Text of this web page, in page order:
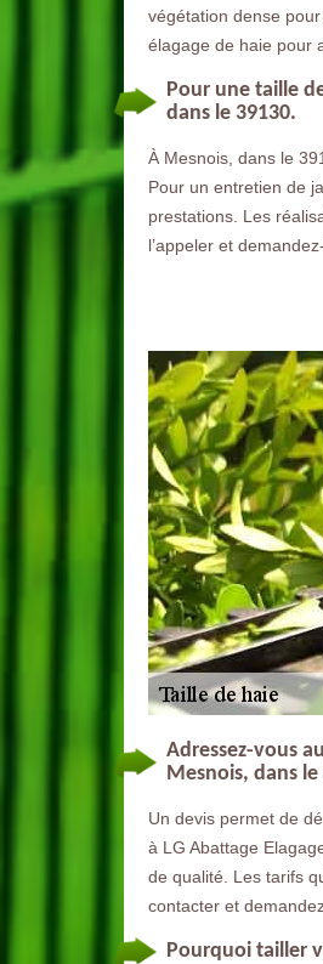
végétation dense
élagage de haie pour
Pour une taille
dans le 39130.
À Mesnois, dans le
Pour un entretien de
prestations. Les
l’appeler et
Adressez-vous
Mesnois, dans le
Un devis permet de
à LG Abattage
de qualité. Les tarifs
contacter et
Pourquoi tailler